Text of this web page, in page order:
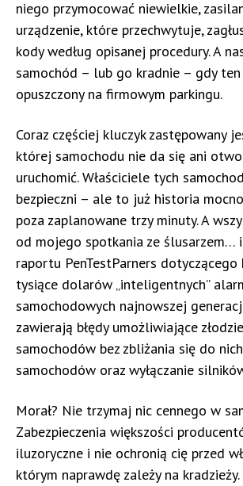
niego przymocować niewielkie,
urządzenie, które przechwytuje,
kody według opisanej procedury. A
samochód – lub go kradnie – gdy
opuszczony na firmowym parkingu.
Coraz częściej kluczyk zastępowany
której samochodu nie da się ani
uruchomić. Właściciele tych
bezpieczni – ale to już historia
poza zaplanowane trzy minuty. A
od mojego spotkania ze ślusarzem…
raportu PenTestParners dotyczącego
tysiące dolarów „inteligentnych”
samochodowych najnowszej
zawierają błędy umożliwiające
samochodów bez zbliżania się do
samochodów oraz wyłączanie
Morał? Nie trzymaj nic cennego w
Zabezpieczenia większości
iluzoryczne i nie ochronią cię przed
którym naprawdę zależy na